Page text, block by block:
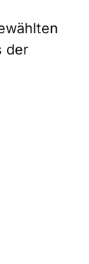
der